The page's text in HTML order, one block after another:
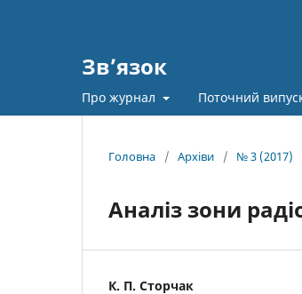
Зв’язок
Про журнал Поточний
Головна / Архіви / № 3 (2017)
Аналіз зони
К. П. Сторчак